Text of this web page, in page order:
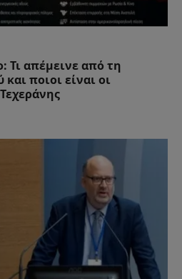
Τι απέμεινε από τη
ποιοι είναι οι